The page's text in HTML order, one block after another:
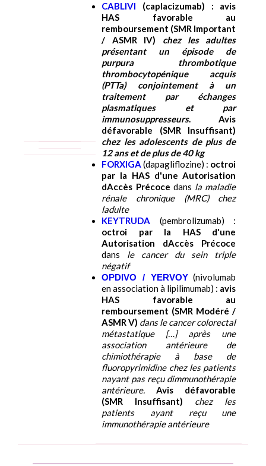
CABLIVI (caplacizumab) : avis
HAS favorable
au
remboursement (SMR Important
/ ASMR IV) chez les adultes
présentant un épisode de
purpura thrombotique
thrombocytopénique acquis
(PTTa) conjointement à un
traitement par échanges
plasmatiques et par
immunosuppresseurs.Avis
défavorable (SMR Insuffisant)
chez les adolescents de plus de
12 ans et de plus de 40 kg
FORXIGA (dapagliflozine) : octroi
par la HAS d'une Autorisation
dAccès Précoce dans la maladie
rénale chronique (MRC) chez
ladulte
KEYTRUDA (pembrolizumab) :
octroi par la HAS d'une
Autorisation dAccès Précoce
dans le cancer du sein triple
négatif
OPDIVO / YERVOY(nivolumab
en association à lipilimumab) : avis
HAS favorable au
remboursement (SMR Modéré /
ASMR V) dans le cancer colorectal
métastatique […] après une
association antérieure de
chimiothérapie à base de
fluoropyrimidine chez les patients
nayant pas reçu dimmunothérapie
antérieure.
Avis défavorable
(SMR Insuffisant)
chez les
patients ayant reçu une
immunothérapie antérieure